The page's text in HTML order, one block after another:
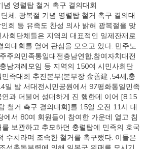
념 영렬탑 철거 촉구 결의대회
체, 광복절 기념 영렬탑 철거 촉구 결의대
회 등 유족도 찬성 의사 밝혀 광복절을 맞
회단체들은 지역의 대표적인 일제잔재로
의대회를 열어 관심을 모으고 있다. 민주노
주의민족통일대전충남연합,참여자치대전
남겨레모임 등 지역의 150여 시민사회단
족대회 추진본부(본부장 金善建 ,54세,충
일 밤 서대전시민공원에서 97평화통일민족
과 더불어 성대하게 진 행한데 이어 [8.15
철거 촉구 결의대회]를 15일 오전 11시 대
에서 80여 회원들이 참여한 가운데 열고 침
보관하고 추모하던 충렬탑에 민족의 호국
수치라며 조속한 철거를 촉구했다. 이들은